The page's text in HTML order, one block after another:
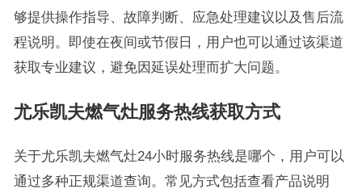
够提供操作指导、故障判断、应急处理建议以及售后流
程说明。即使在夜间或节假日，用户也可以通过该渠道
获取专业建议，避免因延误处理而扩大问题。
尤乐凯夫燃气灶服务热线获取方式
关于尤乐凯夫燃气灶24小时服务热线是哪个，用户可以
通过多种正规渠道查询。常见方式包括查看产品说明